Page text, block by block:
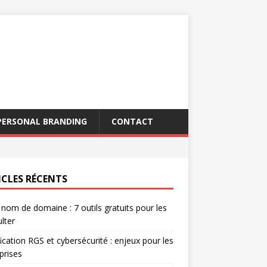
BRANDING CONTACT
RÉCENTS
de domaine : 7 outils gratuits pour les
RGS et cybersécurité : enjeux pour les